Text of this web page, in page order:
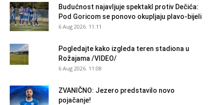
Budućnost najavljuje spektakl protiv Dečića:
Pod Goricom se ponovo okupljaju plavo-bijeli
6 Aug 2026. 11:11
Pogledajte kako izgleda teren stadiona u
Rožajama /VIDEO/
6 Aug 2026. 11:08
ZVANIČNO: Jezero predstavilo novo
pojačanje!